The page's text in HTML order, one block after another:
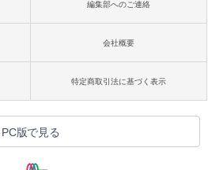
編集部へのご連絡
会社概要
特定商取引法に基づく表示
PC版で見る